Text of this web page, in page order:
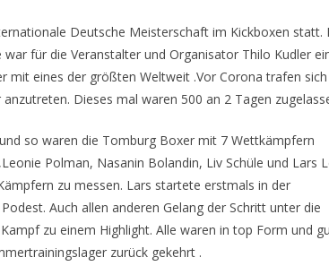
Deutsche Meisterschaft im Kickboxen statt.
für die Veranstalter und Organisator Thilo Kudler
mit eines der größten Weltweit .Vor Corona trafen
Dieses mal waren 500 an 2 Tagen
so waren die Tomburg Boxer mit 7 Wettkämpfern
Polman, Nasanin Bolandin, Liv Schüle und Lars
zu messen. Lars startete erstmals in der
Auch allen anderen Gelang der Schritt unter die
zu einem Highlight. Alle waren in top Form und
zurück gekehrt .